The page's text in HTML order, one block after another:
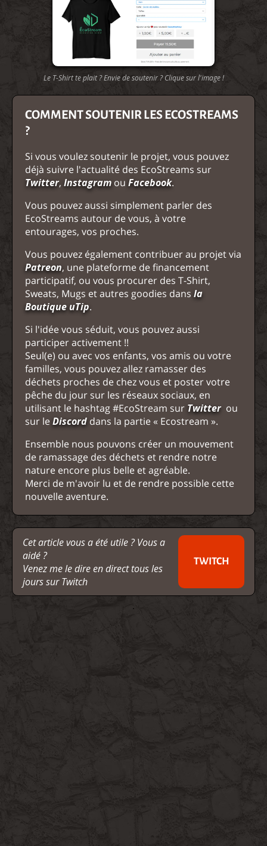
Le T-Shirt te plait ? Envie de soutenir ? Clique sur l'image !
COMMENT SOUTENIR LES ECOSTREAMS
?
Si vous voulez soutenir le projet, vous pouvez
déjà suivre l'actualité des EcoStreams sur
Twitter, Instagram ou Facebook.
Vous pouvez aussi simplement parler des
EcoStreams autour de vous, à votre
entourages, vos proches.
Vous pouvez également contribuer au projet via
Patreon, une plateforme de financement
participatif, ou vous procurer des T-Shirt,
Sweats, Mugs et autres goodies dans la
Boutique uTip.
Si l'idée vous séduit, vous pouvez aussi
participer activement !!
Seul(e) ou avec vos enfants, vos amis ou votre
familles, vous pouvez allez ramasser des
déchets proches de chez vous et poster votre
pêche du jour sur les réseaux sociaux, en
utilisant le hashtag #EcoStream sur Twitterou
sur leDiscord dans la partie « Ecostream ».
Ensemble nous pouvons créer un mouvement
de ramassage des déchets et rendre notre
nature encore plus belle et agréable.
Merci de m'avoir lu et de rendre possible cette
nouvelle aventure.
Cet article vous a été utile ? Vous a
aidé ?
Venez me le dire en direct tous les
jours sur Twitch
TWITCH